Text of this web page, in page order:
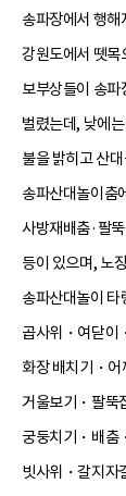
송파장에서 행
강원도에서 뗏목
보부상들이 송파
벌렸는데, 낮에
불을 밝히고 산
송파산대놀이춤
사방재배춤·팔
등이 있으며, 노
송파산대놀이
곱사위・여닫이
화장 배치기・
거울보기・팔뚝
궁둥치기・배춤
빗사위・갈지자